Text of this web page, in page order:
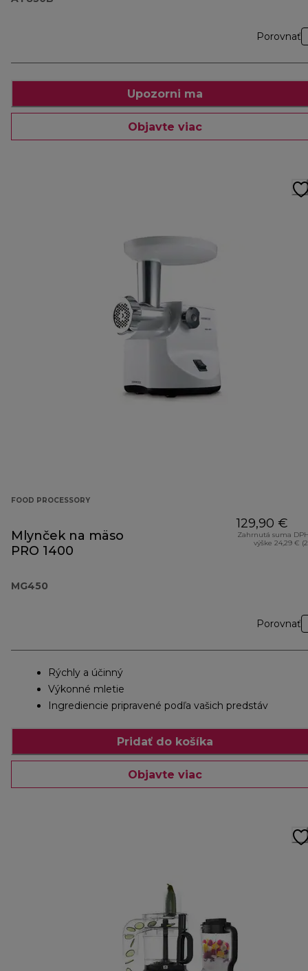
Porovnať
Upozorni ma
Objavte viac
FOOD PROCESSORY
Mlynček na mäso
PRO 1400
MG450
129,90 €
Zahrnutá suma
výške 24,29 €
Porovnať
Rýchly a účinný
Výkonné mletie
Ingrediencie pripravené podľa vašich predstáv
Pridať do košíka
Objavte viac